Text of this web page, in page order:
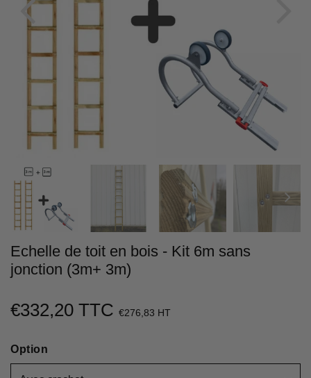
Echelle de toit en bois - Kit 6m sans
jonction (3m+ 3m)
€332,20 TTC €276,83 HT
price
Option